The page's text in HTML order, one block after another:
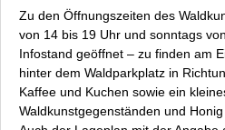
Zu den Öffnungszeiten des
von 14 bis 19 Uhr und sonntags
Infostand geöffnet – zu finden am
hinter dem Waldparkplatz in
Kaffee und Kuchen sowie ein
Waldkunstgegenständen und